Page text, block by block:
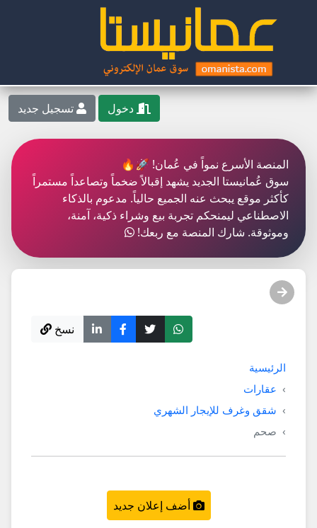
دخول تسجيل جديد
المنصة الأسرع نمواً في عُمان! 🚀🔥
سوق عُمانيستا الجديد يشهد إقبالاً ضخماً وتصاعداً مستمراً
كأكثر موقع يبحث عنه الجميع حالياً. مدعوم بالذكاء
الاصطناعي ليمنحكم تجربة بيع وشراء ذكية، آمنة،
وموثوقة. شارك المنصة مع ربعك!
نسخ
الرئيسية
عقارات
شقق وغرف للإيجار الشهري
صحم
أضف إعلان جديد